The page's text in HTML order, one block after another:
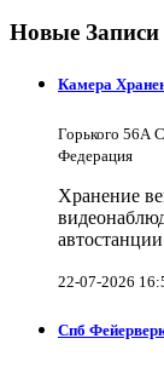
Новые Записи
Камера
Горького 56А
Федерация
Хранение
22-07-2026
Спб